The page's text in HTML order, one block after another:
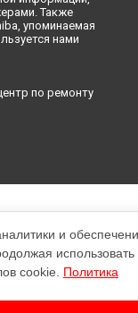
Также
упоминаемая
нами
по ремонту
и
использовать
cookie. Политика